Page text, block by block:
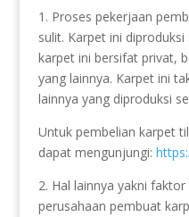
1. Proses pekerjaan
sulit. Karpet ini
karpet ini bersifat privat,
yang lainnya. Karpet ini
lainnya yang diproduksi
Untuk pembelian karpet
dapat mengunjungi:
2. Hal lainnya yakni
perusahaan pembuat